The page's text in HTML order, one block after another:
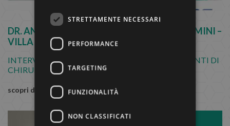
DR. ANGELO CAFARELLI NUOVA RICERCA RIMINI –
VILLA IGEA ANCONA
INTERVISTA AL DR. A. CAFARELLI SUGLI INTERVENTI DI
CHIRURGIA MININVASIVA ROBOTICA
scopri di più
STRETTAMENTE NECESSARI
PERFORMANCE
TARGETING
FUNZIONALITÀ
NON CLASSIFICATI